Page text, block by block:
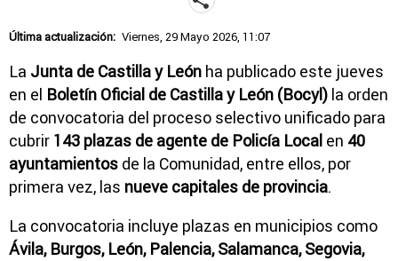
Última actualización: Viernes, 29 Mayo 2026, 11:07
La Junta de Castilla y León ha publicado este jueves
en el Boletín Oficial de Castilla y León (Bocyl) la orden
de convocatoria del proceso selectivo unificado para
cubrir 143 plazas de agente de Policía Local en 40
ayuntamientos de la Comunidad, entre ellos, por
primera vez, las nueve capitales de provincia.
La convocatoria incluye plazas en municipios como
Ávila, Burgos, León, Palencia, Salamanca, Segovia,